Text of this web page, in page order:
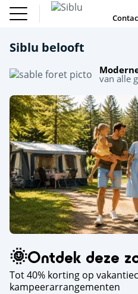
Overslaan
en
de
inhoud
gaan
Fun Pass
Parken)
Kopen
Vakantie Inspiratie
Accommodaties /
Fun Pass (Franse Parken)
Chalet Kopen
DE FR
Siblu belooft
van alle
Zoeken
Accommodatie
🌞Ontdek deze
Tot 40% korting op
kampeerarrangementen
Filter